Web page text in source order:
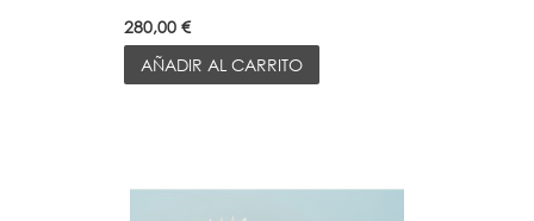
280,00 €
AÑADIR AL CARRITO